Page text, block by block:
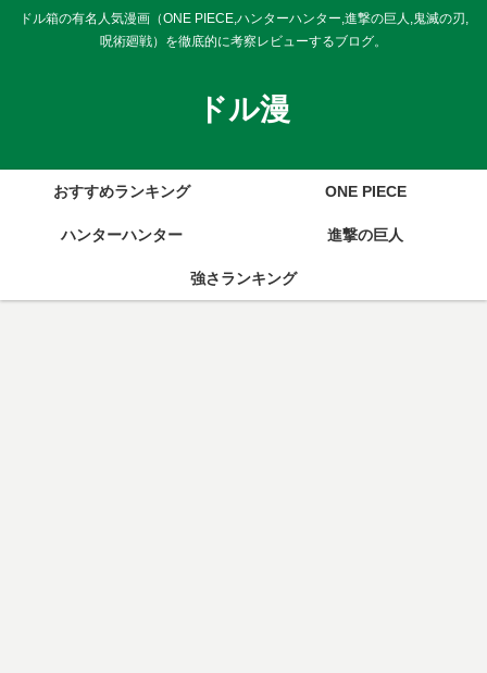
ドル箱の有名人気漫画（ONE PIECE,ハンターハンター,進撃の巨人,鬼滅の刃,
呪術廻戦）を徹底的に考察レビューするブログ。
ドル漫
おすすめランキング ONE PIECE
ハンターハンター 進撃の巨人
強さランキング